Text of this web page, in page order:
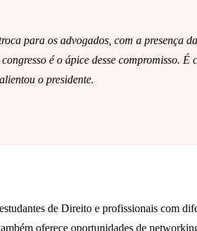
para os advogados, com a presença
é o ápice desse compromisso. É
o presidente.
de Direito e profissionais com
oferece oportunidades de